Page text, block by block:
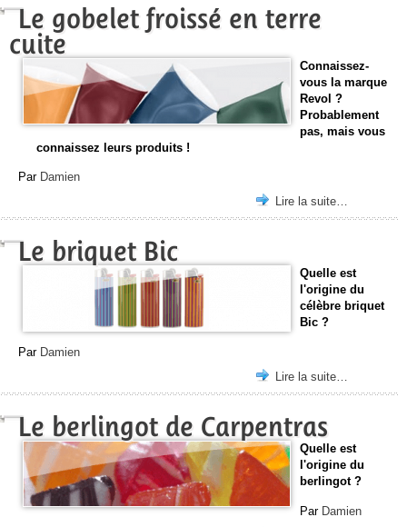
Le gobelet froissé en terre
cuite
Connaissez-
vous la marque
Revol ?
Probablement
pas, mais vous
connaissez leurs produits !
Par Damien
Lire la suite…
Le briquet Bic
Quelle est
l'origine du
célèbre briquet
Bic ?
Par Damien
Lire la suite…
Le berlingot de Carpentras
Quelle est
l'origine du
berlingot ?
Par Damien